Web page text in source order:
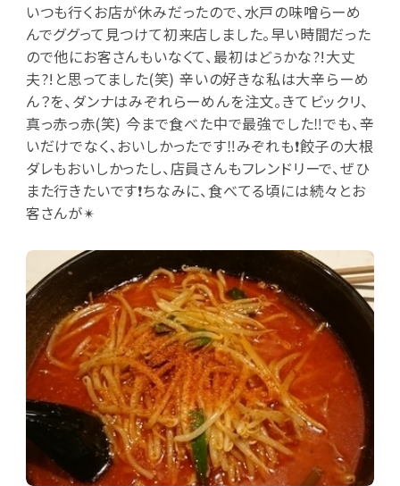
いつも行くお店が休みだったので、水戸の味噌らーめ
んでググって見つけて初来店しました。早い時間だった
ので他にお客さんもいなくて、最初はどぅかな?!大丈
夫?!と思ってました(笑) 辛いの好きな私は大辛らーめ
ん？を、ダンナはみぞれらーめんを注文。きてビックリ、
真っ赤っ赤(笑) 今まで食べた中で最強でした‼でも、辛
いだけでなく、おいしかったです‼みぞれも❗餃子の大根
ダレもおいしかったし、店員さんもフレンドリーで、ぜひ
また行きたいです❗ちなみに、食べてる頃には続々とお
客さんが✴